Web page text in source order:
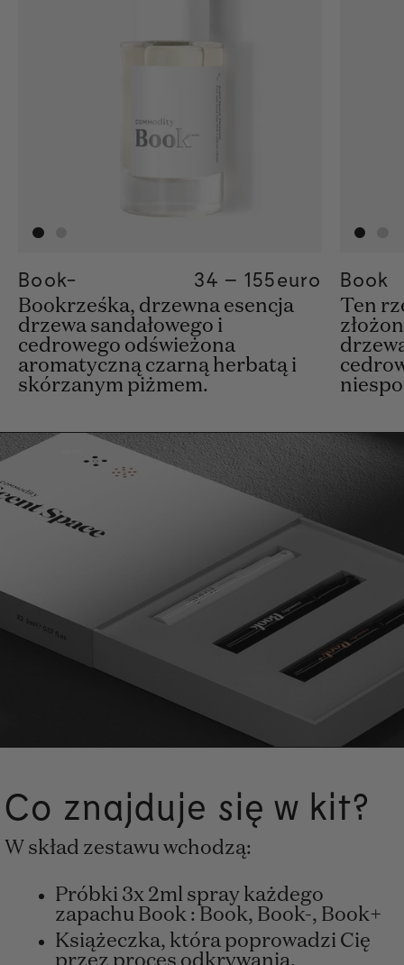
Book- Regular price
34 – 155euro
Regular price
155€
Regular
34€
Bookrześka, drzewna esencja
drzewa sandałowego i
cedrowego odświeżona
aromatyczną czarną herbatą i
skórzanym piżmem.
Book
Ten
Co znajduje się w kit?
W skład zestawu wchodzą:
Próbki 3x 2ml spray każdego
zapachu Book : Book, Book-, Book+
Książeczka, która poprowadzi Cię
przez proces odkrywania.